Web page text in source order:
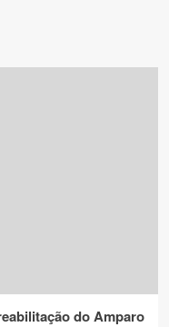
do Amparo